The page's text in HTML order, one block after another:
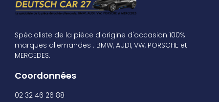
Spécialiste de la pièce d'origine d'occasion 100%
marques allemandes : BMW, AUDI, VW, PORSCHE et
MERCEDES.
Coordonnées
02 32 46 26 88